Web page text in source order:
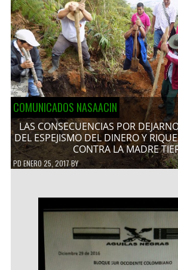
COMUNICADOS NASAACIN
LAS CONSECUENCIAS POR
DEL ESPEJISMO DEL DINERO Y
CONTRA LA MADRE
PDENERO 25, 2017BY